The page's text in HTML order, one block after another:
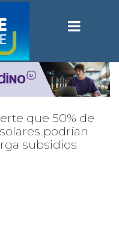
que 50% de
podrían
subsidios